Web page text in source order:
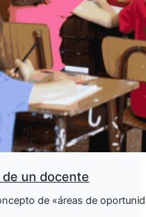
un docente
de «áreas de